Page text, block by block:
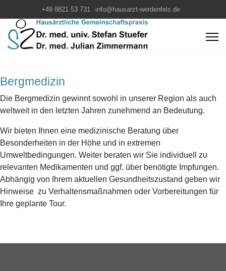
+49 8821 53 731 info@hausarzt-werdenfels.de
Bergmedizin
Die Bergmedizin gewinnt sowohl in unserer Region als auch
weltweit in den letzten Jahren zunehmend an Bedeutung.
Wir bieten Ihnen eine medizinische Beratung über
Besonderheiten in der Höhe und in extremen
Umweltbedingungen. Weiter beraten wir Sie individuell zu
relevanten Medikamenten und ggf. über benötigte Impfungen.
Abhängig von Ihrem aktuellen Gesundheitszustand geben wir
Hinweise zu Verhaltensmaßnahmen oder Vorbereitungen für
Ihre geplante Tour.